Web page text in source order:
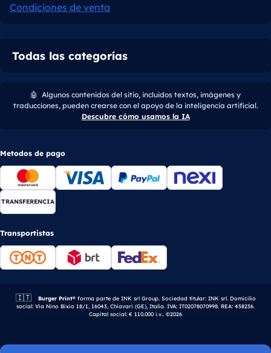
Condiciones de venta
Todas las categorías
🤖 Algunos contenidos del sitio, incluidos textos, imágenes y
traducciones, pueden crearse con el apoyo de la inteligencia artificial.
Descubre cómo usamos la IA
Metodos de pago
TRANSFERENCIA
Transportistas
🇮🇹 Empresa italiana.
Burger Print®forma parte de INK srl Group. Sociedad titular: INK srl. Domicilio
social: Via Nino Bixio 18/1, 16043, Chiavari (GE), Italia. IVA: IT02078070998. REA: 458236.
Capital social: € 110.000 i.v.. ©2026